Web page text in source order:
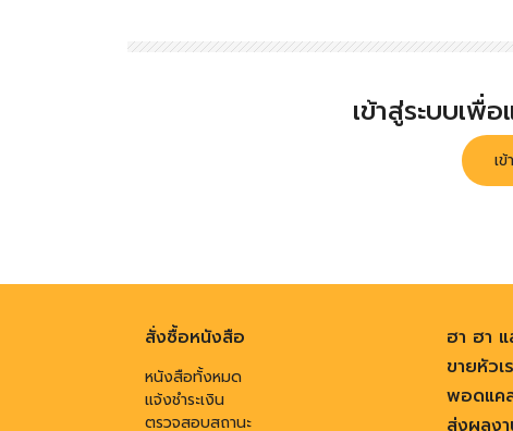
เข้าสู่ระบบเพื่
เ
สั่งซื้อหนังสือ
หนังสือทั้งหมด
แจ้งชำระเงิน
ตรวจสอบสถานะ
ฮา ฮา
ขายหัวเ
พอดแค
ส่งผลง